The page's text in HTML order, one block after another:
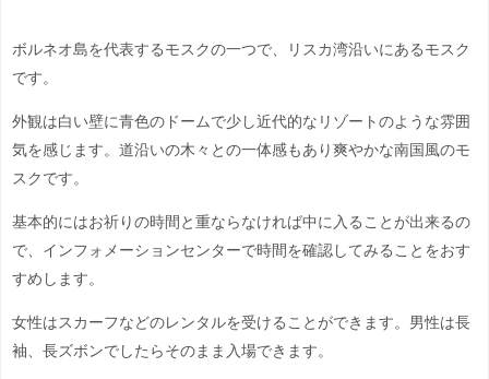
ボルネオ島を代表するモスクの一つで、リスカ湾沿いにあるモスク
です。
外観は白い壁に青色のドームで少し近代的なリゾートのような雰囲
気を感じます。道沿いの木々との一体感もあり爽やかな南国風のモ
スクです。
基本的にはお祈りの時間と重ならなければ中に入ることが出来るの
で、インフォメーションセンターで時間を確認してみることをおす
すめします。
女性はスカーフなどのレンタルを受けることができます。男性は長
袖、長ズボンでしたらそのまま入場できます。